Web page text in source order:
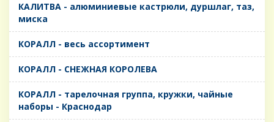
КАЛИТВА - алюминиевые кастрюли, дуршлаг, таз,
миска
КОРАЛЛ - весь ассортимент
КОРАЛЛ - СНЕЖНАЯ КОРОЛЕВА
КОРАЛЛ - тарелочная группа, кружки, чайные
наборы - Краснодар